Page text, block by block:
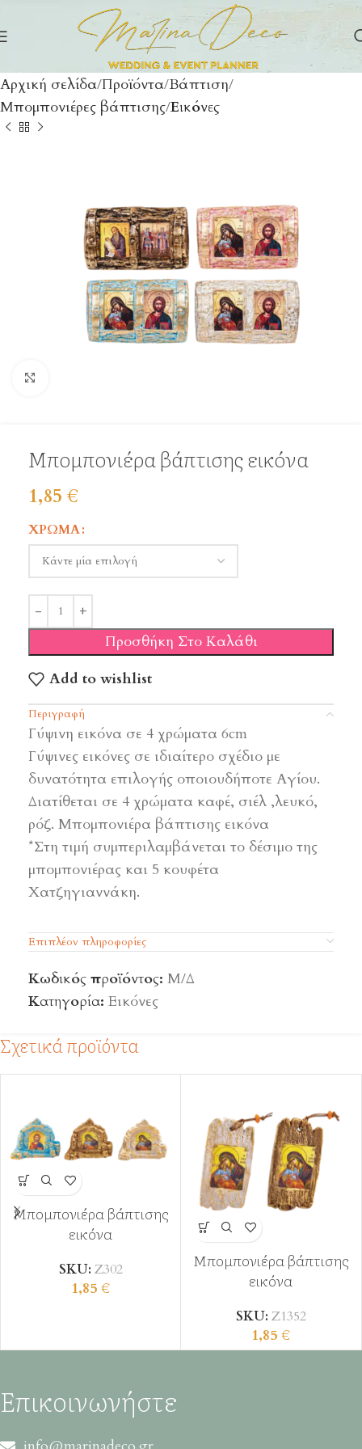
Αρχική σελίδα Προϊόντα Βάπτιση
Μπομπονιέρες βάπτισης Εικόνες
Μπομπονιέρα βάπτισης εικόνα
1,85 €
ΧΡΏΜΑ
Προσθήκη Στο Καλάθι
Add to wishlist
Περιγραφή
Γύψινη εικόνα σε 4 χρώματα 6cm
Γύψινες εικόνες σε ιδιαίτερο σχέδιο με
δυνατότητα επιλογής οποιουδήποτε Αγίου.
Διατίθεται σε 4 χρώματα καφέ, σιέλ ,λευκό,
ρόζ. Μπομπονιέρα βάπτισης εικόνα
*Στη τιμή συμπεριλαμβάνεται το δέσιμο της
μπομπονιέρας και 5 κουφέτα
Χατζηγιαννάκη.
Επιπλέον πληροφορίες
Κωδικός προϊόντος: Μ/Δ
Κατηγορία: Εικόνες
Σχετικά προϊόντα
Μπομπονιέρα βάπτισης
εικόνα
SKU: Ζ302
1,85 €
Μπομπονιέρα βάπτισης
εικόνα
SKU: Ζ1352
1,85 €
Επικοινωνήστε